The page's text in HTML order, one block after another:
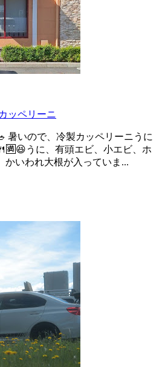
ッペリーニ
暑いので、冷製カッペリーニうに
うに、有頭エビ、小エビ、ホ
かいわれ大根が入っていま...